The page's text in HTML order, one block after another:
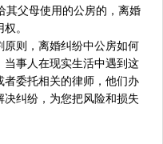
其父母使用的公房的，离婚
。
原则，离婚纠纷中公房如何
事人在现实生活中遇到这
委托相关的律师，他们办
纠纷，为您把风险和损失